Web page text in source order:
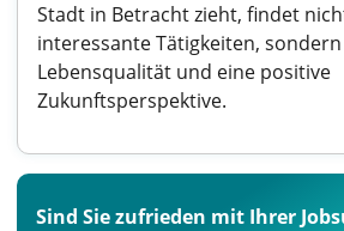
Stadt in Betracht zieht, findet
interessante Tätigkeiten,
Lebensqualität und eine positive
Zukunftsperspektive.
Sind Sie zufrieden mit Ihrer